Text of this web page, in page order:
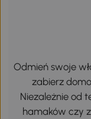
Odmień swoje
zabierz
Niezależnie od
hamaków czy